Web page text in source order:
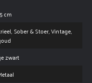
cm
Sober & Stoer, Vintage,
zwart